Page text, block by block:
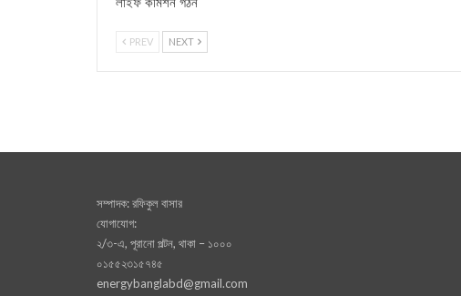
PREV NEXT
সম্পাদক: রফিকুল বাসার
যোগাযোগ:
২/৩-এ, পূরানো পল্টন, থাকা – ১০০০
০১৫৫২৩১৫৭৪৫
energybanglabd@gmail.com